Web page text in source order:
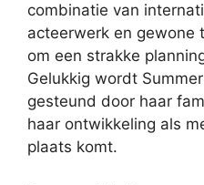
combinatie van
acteerwerk en gewone
om een strakke
Gelukkig wordt
gesteund door haar
haar ontwikkeling als
plaats komt.